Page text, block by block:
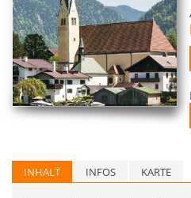
INHALT INFOS KARTE